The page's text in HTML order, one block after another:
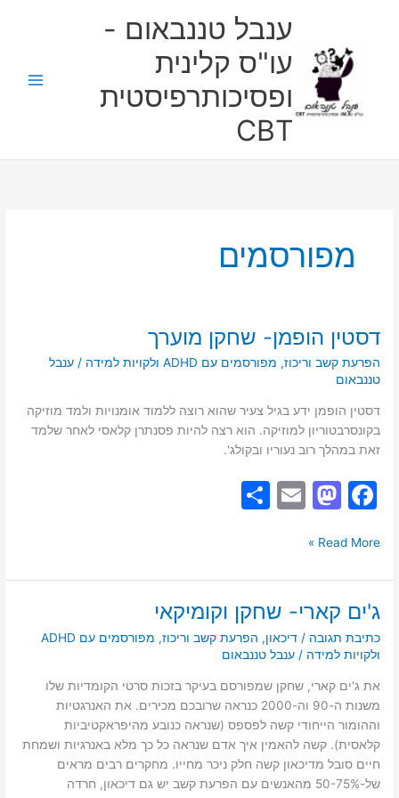
ענבל טננבאום -
עו"ס קלינית
ופסיכותרפיסטית
CBT
מפורסמים
דסטין הופמן- שחקן מוערך
הפרעת קשב וריכוז, מפורסמים עם ADHD ולקויות למידה /ענבל
טננבאום
דסטין הופמן ידע בגיל צעיר שהוא רוצה ללמוד אומנויות ולמד מוזיקה
בקונסרבטוריון למוזיקה. הוא רצה להיות פסנתרן קלאסי לאחר שלמד
זאת במהלך רוב נעוריו ובקולג'.
F
c
e
b
o
o
k
M
st
o
d
o
n
E
l
e
דסטין
Read More »
ג'ים קארי- שחקן וקומיקאי
כתיבת תגובה /דיכאון, הפרעת קשב וריכוז,
מפורסמים עם ADHD
ולקויות למידה /ענבל טננבאום
את ג'ים קארי, שחקן שמפורסם בעיקר בזכות סרטי הקומדיות שלו
משנות ה-90 וה-2000 כנראה שרובכם מכירים. את האנרגטיות
וההומור הייחודי קשה לפספס (שנראה כנובע מהיפראקטיביות
קלאסית). קשה להאמין איך אדם שנראה כל כך מלא באנרגיות ושמחת
חיים סובל מדיכאון קשה חלק ניכר מחייו. מחקרים רבים מראים
של-50-75% מהאנשים עם הפרעת קשב יש גם דיכאון, חרדה
ג'ים
שחקן
וקומיקאי